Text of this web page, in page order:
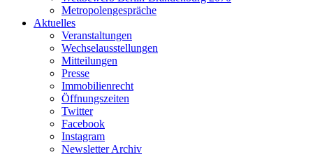
Metropolengespräche
Aktuelles
Veranstaltungen
Wechselausstellungen
Mitteilungen
Presse
Immobilienrecht
Öffnungszeiten
Twitter
Facebook
Instagram
Newsletter Archiv